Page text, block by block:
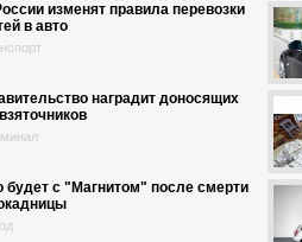
изменят правила перевозки
в авто
наградит доносящих
будет с "Магнитом" после смерти